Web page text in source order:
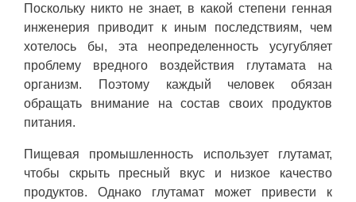
Поскольку никто не знает, в какой степени генная
инженерия приводит к иным последствиям, чем
хотелось бы, эта неопределенность усугубляет
проблему вредного воздействия глутамата на
организм. Поэтому каждый человек обязан
обращать внимание на состав своих продуктов
питания.
Пищевая промышленность использует глутамат,
чтобы скрыть пресный вкус и низкое качество
продуктов. Однако глутамат может привести к